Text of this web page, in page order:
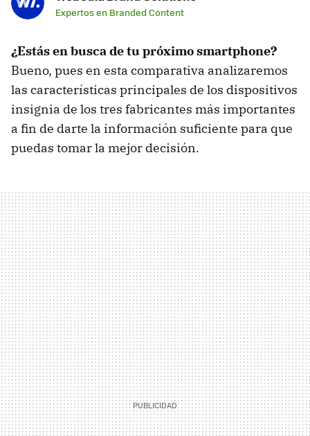
Expertos en Branded Content
¿Estás en busca de tu próximo smartphone?
Bueno, pues en esta comparativa analizaremos
las características principales de los dispositivos
insignia de los tres fabricantes más importantes
a fin de darte la información suficiente para que
puedas tomar la mejor decisión.